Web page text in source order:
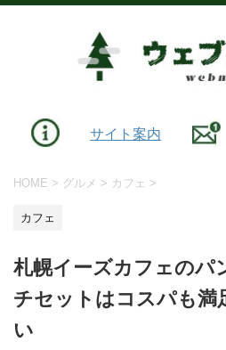
サイト案内
HOME > グルメ > カフェ >
カフェ
札幌イーズカフェのパ
チセットはコスパも満
い